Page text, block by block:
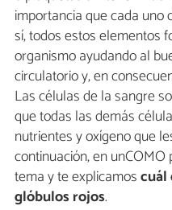
importancia que cada uno
sí, todos estos elementos
organismo ayudando al
circulatorio y, en
Las células de la sangre
que todas las demás
nutrientes y oxígeno que
continuación, en
tema y te explicamoscuál
glóbulos rojos.